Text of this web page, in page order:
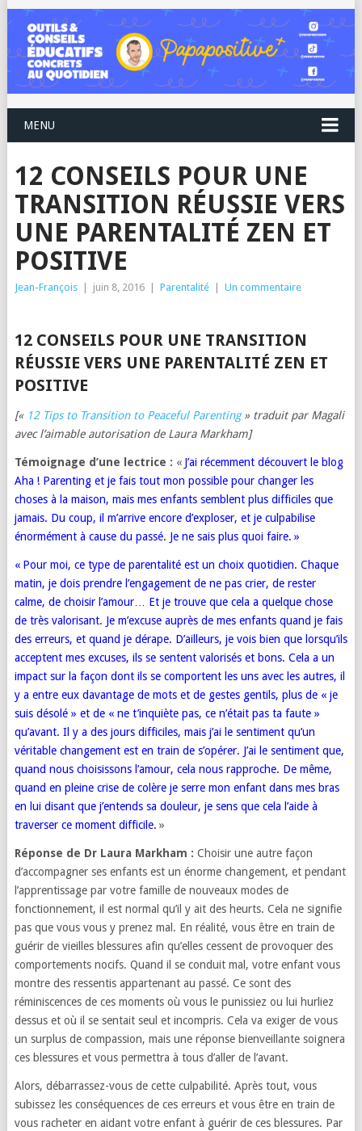
MENU
12 CONSEILS POUR UNE
TRANSITION RÉUSSIE VERS
UNE PARENTALITÉ ZEN ET
POSITIVE
Jean-François juin 8, 2016 Parentalité Un commentaire
12 CONSEILS POUR UNE TRANSITION
RÉUSSIE VERS UNE PARENTALITÉ ZEN ET
POSITIVE
[« 12 Tips to Transition to Peaceful Parenting» traduit par Magali
avec l’aimable autorisation de Laura Markham]
Témoignage d’une lectrice : « J’ai récemment découvert le blog
Aha ! Parentinget je fais tout mon possible pour changer les
choses à la maison, mais mes enfants semblent plus difficiles que
jamais. Du coup, il m’arrive encore d’exploser, et je culpabilise
énormément à cause du passé. Je ne sais plus quoi faire. »
« Pour moi, ce type de parentalité est un choix quotidien. Chaque
matin, je dois prendre l’engagement de ne pas crier, de rester
calme, de choisir l’amour… Et je trouve que cela a quelque chose
de très valorisant. Je m’excuse auprès de mes enfants quand je fais
des erreurs, et quand je dérape. D’ailleurs, je vois bien que lorsqu’ils
acceptent mes excuses, ils se sentent valorisés et bons. Cela a un
impact sur la façon dont ils se comportent les uns avec les autres, il
y a entre eux davantage de mots et de gestes gentils, plus de « je
suis désolé » et de « ne t’inquiète pas, ce n’était pas ta faute »
qu’avant. Il y a des jours difficiles, mais j’ai le sentiment qu’un
véritable changement est en train de s’opérer. J’ai le sentiment que,
quand nous choisissons l’amour, cela nous rapproche. De même,
quand en pleine crise de colère je serre mon enfant dans mes bras
en lui disant que j’entends sa douleur, je sens que cela l’aide à
traverser ce moment difficile. »
Réponse de Dr Laura Markham : Choisir une autre façon
d’accompagner ses enfants est un énorme changement, et pendant
l’apprentissage par votre famille de nouveaux modes de
fonctionnement, il est normal qu’il y ait des heurts. Cela ne signifie
pas que vous vous y prenez mal. En réalité, vous être en train de
guérir de vieilles blessures afin qu’elles cessent de provoquer des
comportements nocifs. Quand il se conduit mal, votre enfant vous
montre des ressentis appartenant au passé. Ce sont des
réminiscences de ces moments où vous le punissiez ou lui hurliez
dessus et où il se sentait seul et incompris. Cela va exiger de vous
un surplus de compassion, mais une réponse bienveillante soignera
ces blessures et vous permettra à tous d’aller de l’avant.
Alors, débarrassez-vous de cette culpabilité. Après tout, vous
subissez les conséquences de ces erreurs et vous être en train de
vous racheter en aidant votre enfant à guérir de ces blessures. Par